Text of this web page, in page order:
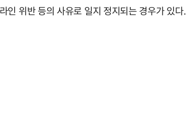
인 위반 등의 사유로 일지 정지되는 경우가 있다.